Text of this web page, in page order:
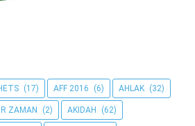
(17) AFF 2016 (6) AHLAK (32)
ZAMAN (2) AKIDAH (62)